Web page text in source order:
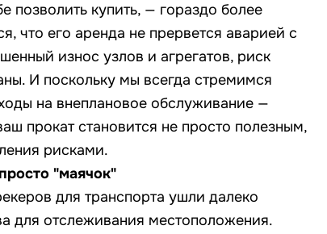
позволить купить, — гораздо более
что его аренда не прервется аварией с
износ узлов и агрегатов, риск
И поскольку мы всегда стремимся
на внеплановое обслуживание —
прокат становится не просто полезным,
рисками.
"маячок"
для транспорта ушли далеко
для отслеживания местоположения.